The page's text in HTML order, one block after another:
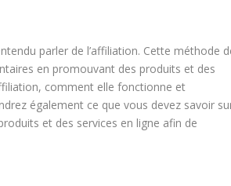
parler de l’affiliation. Cette méthode
en promouvant des produits et des
comment elle fonctionne et
également ce que vous devez savoir
et des services en ligne afin de